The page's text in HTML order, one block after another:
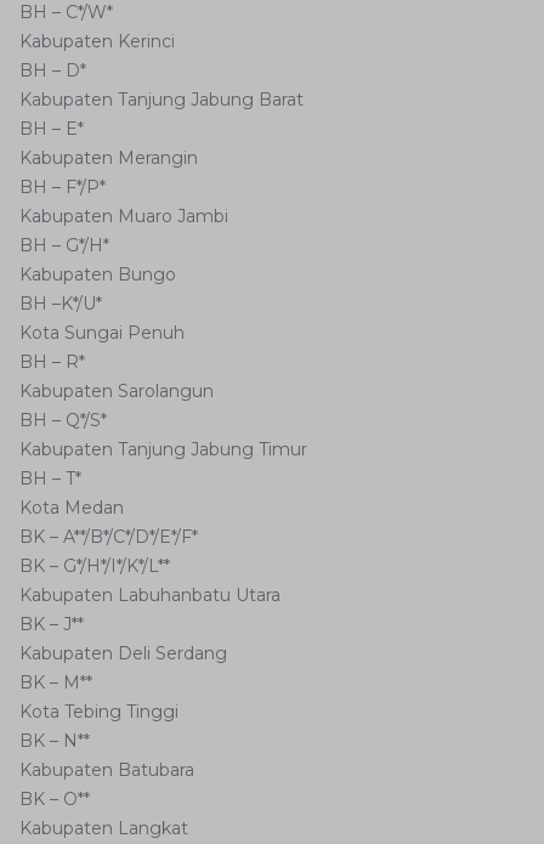
BH – C*/W*
Kabupaten Kerinci
BH – D*
Kabupaten Tanjung Jabung Barat
BH – E*
Kabupaten Merangin
BH – F*/P*
Kabupaten Muaro Jambi
BH – G*/H*
Kabupaten Bungo
BH –K*/U*
Kota Sungai Penuh
BH – R*
Kabupaten Sarolangun
BH – Q*/S*
Kabupaten Tanjung Jabung Timur
BH – T*
Kota Medan
BK – A**/B*/C*/D*/E*/F*
BK – G*/H*/I*/K*/L**
Kabupaten Labuhanbatu Utara
BK – J**
Kabupaten Deli Serdang
BK – M**
Kota Tebing Tinggi
BK – N**
Kabupaten Batubara
BK – O**
Kabupaten Langkat